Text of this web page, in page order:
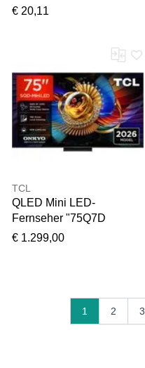
für FFS-14
€ 20,11
TCL
QLED Mini LED-
Fernseher "75Q7D
ProX1", Energieeffizienz:
ONKYO 2.1, Dolby Vision,
Apple AirPlay 2, QLED
Mini LED-Fernseher
€ 1.299,00
1 2 3